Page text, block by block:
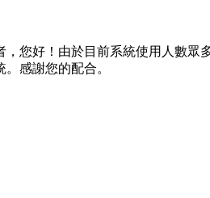
，您好！由於目前系統使用人數眾
感謝您的配合。